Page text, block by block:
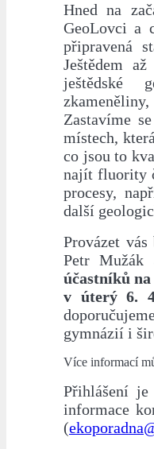
Hned na
GeoLovci a
připravená
Ještědem
ještědské
Zastavíme
místech,
co jsou to
najít fluority
procesy,
další
Provázet
Petr
účastníků
v úterý 6.
gymnázií i
Více informací
Přihlášení
informace
(